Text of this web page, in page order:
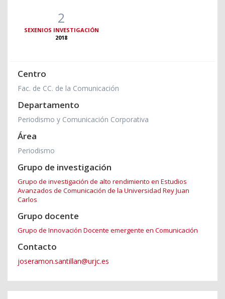
2
SEXENIOS INVESTIGACIÓN
2018
Centro
Fac. de CC. de la Comunicación
Departamento
Periodismo y Comunicación Corporativa
Área
Periodismo
Grupo de investigación
Grupo de investigación de alto rendimiento en Estudios
Avanzados de Comunicación de la Universidad Rey Juan
Carlos
Grupo docente
Grupo de Innovación Docente emergente en Comunicación
Contacto
joseramon.santillan@urjc.es